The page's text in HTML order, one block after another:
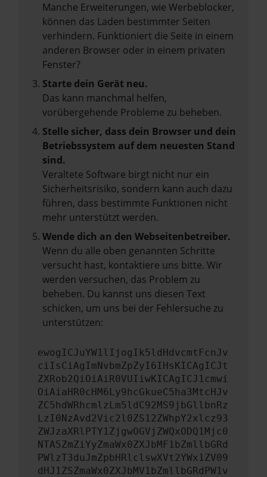
Manche Erweiterungen, wie Werbeblocker,
können das Laden bestimmter Seiten
verhindern. Funktioniert die Seite in einem
anderen Browser oder in einem privaten
Fenster?
Starte dein Gerät neu.
Das kann manchmal helfen,
vorübergehende Probleme zu beheben.
Stelle sicher, dass dein Browser und dein
Betriebssystem auf dem neuesten Stand
sind.
Veraltete Software birgt nicht nur ein
Sicherheitsrisiko, sondern kann auch dazu
führen, dass bestimmte Funktionen nicht
mehr unterstützt werden.
Wende dich an den Webseitenbetreiber.
Wenn du alle oben genannten Schritte
versucht hast, kontaktiere uns bitte. Wir
werden versuchen, das Problem zu
beheben. Du kannst uns diesen Text
schicken, um uns bei der Fehlersuche zu
unterstützen:
ewogICJuYW1lIjogIk5ldHdvcmtFcnJv
ciIsCiAgImNvbmZpZyI6IHsKICAgICJt
ZXRob2QiOiAiR0VUIiwKICAgICJ1cmwi
OiAiaHR0cHM6Ly9hcGkueC5ha3MtcHJv
ZC5hdWRhcmlzLm5ldC92MS9jbGllbnRz
LzI0NzAvd2Vic2l0ZS12ZWhpY2xlcz93
ZWJzaXRlPTY1ZjgwOGVjZWQxODQ1Mjc0
NTA5ZmZiYyZmaWx0ZXJbMF1bZmllbGRd
PWlzT3duJmZpbHRlclswXVt2YWx1ZV09
dHJ1ZSZmaWx0ZXJbMV1bZmllbGRdPW1v